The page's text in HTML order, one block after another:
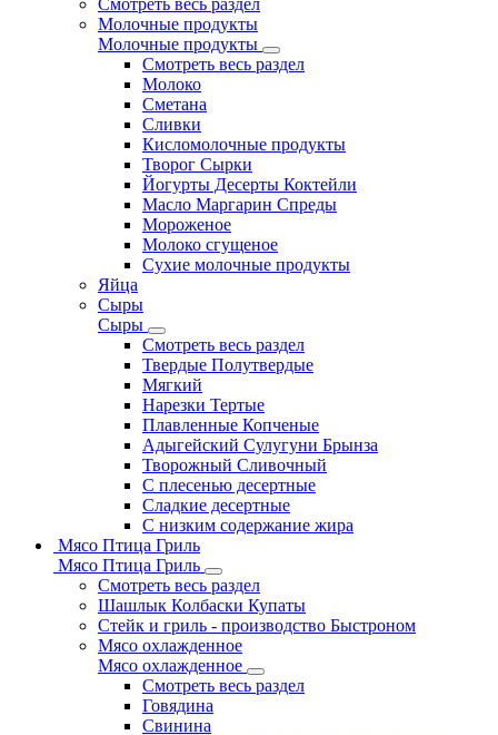
Смотреть весь раздел
Молочные продукты
Молочные продукты
Смотреть весь раздел
Молоко
Сметана
Сливки
Кисломолочные продукты
Творог Сырки
Йогурты Десерты Коктейли
Масло Маргарин Спреды
Мороженое
Молоко сгущеное
Сухие молочные продукты
Яйца
Сыры
Сыры
Смотреть весь раздел
Твердые Полутвердые
Мягкий
Нарезки Тертые
Плавленные Копченые
Адыгейский Сулугуни Брынза
Творожный Сливочный
С плесенью десертные
Сладкие десертные
С низким содержание жира
Мясо Птица Гриль
Мясо Птица Гриль
Смотреть весь раздел
Шашлык Колбаски Купаты
Стейк и гриль - производство Быстроном
Мясо охлажденное
Мясо охлажденное
Смотреть весь раздел
Говядина
Свинина